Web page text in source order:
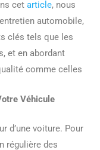
cet article, nous
automobile,
clés tels que les
et en abordant
comme celles
Véhicule
d’une voiture. Pour
régulière des